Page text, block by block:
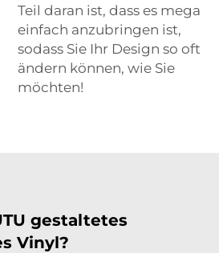
Teil daran ist, dass es mega
einfach anzubringen ist,
sodass Sie Ihr Design so oft
ändern können, wie Sie
möchten!
gestaltetes
Vinyl?